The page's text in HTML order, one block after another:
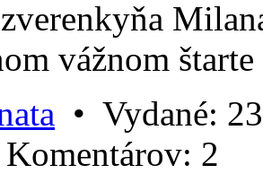
vážnom
• Vydané:
Komentárov: 2